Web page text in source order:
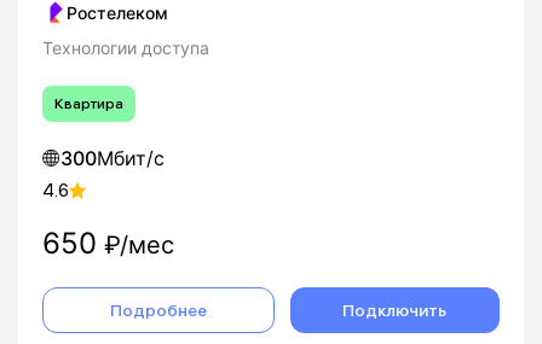
Ростелеком
Технологии доступа
Квартира
300Мбит/с
4.6
650 ₽/мес
Подробнее Подключить